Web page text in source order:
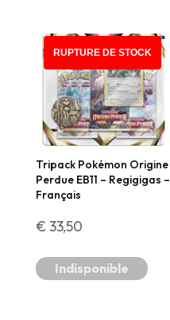
RUPTURE DE STOCK
Tripack Pokémon Origine
Perdue EB11 – Regigigas –
Français
€ 33,50
Indisponible